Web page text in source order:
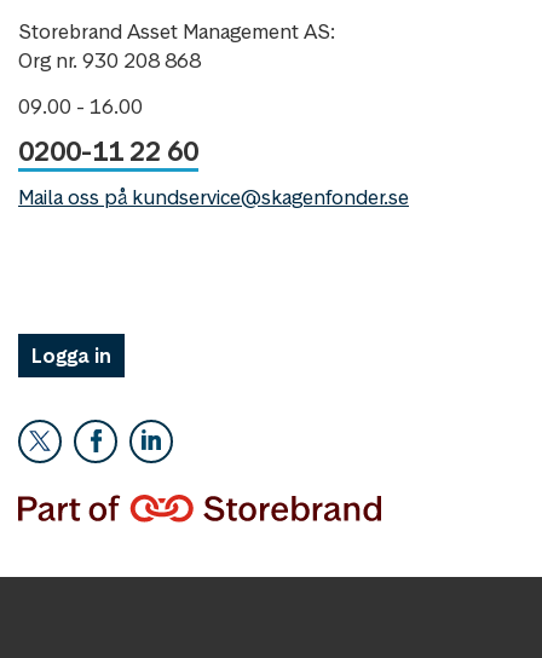
Storebrand Asset Management AS:
Org nr. 930 208 868
09.00 - 16.00
0200-11 22 60
Maila oss på kundservice@skagenfonder.se
Logga in